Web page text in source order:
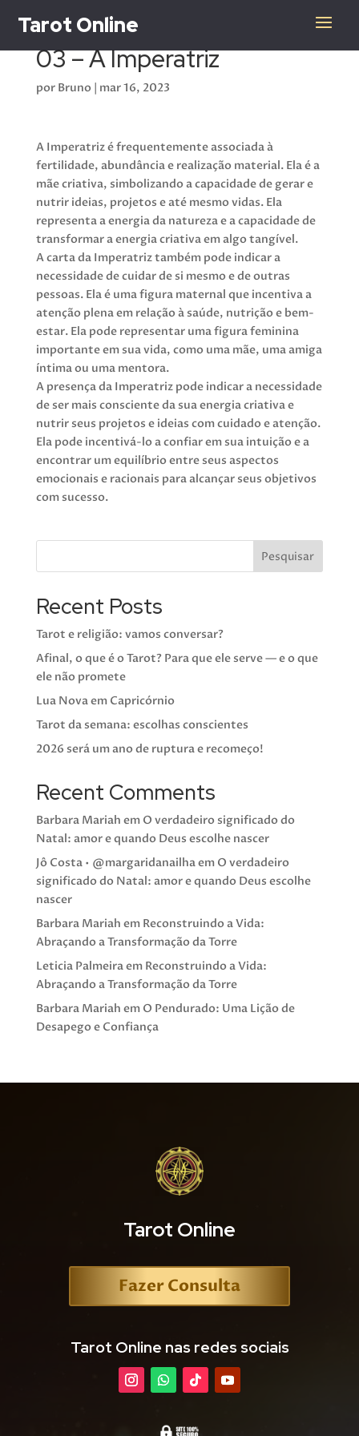
Tarot Online
03 – A Imperatriz
por Bruno| mar 16, 2023
A Imperatriz é frequentemente associada à
fertilidade, abundância e realização material. Ela é a
mãe criativa, simbolizando a capacidade de gerar e
nutrir ideias, projetos e até mesmo vidas. Ela
representa a energia da natureza e a capacidade de
transformar a energia criativa em algo tangível.
A carta da Imperatriz também pode indicar a
necessidade de cuidar de si mesmo e de outras
pessoas. Ela é uma figura maternal que incentiva a
atenção plena em relação à saúde, nutrição e bem-
estar. Ela pode representar uma figura feminina
importante em sua vida, como uma mãe, uma amiga
íntima ou uma mentora.
A presença da Imperatriz pode indicar a necessidade
de ser mais consciente da sua energia criativa e
nutrir seus projetos e ideias com cuidado e atenção.
Ela pode incentivá-lo a confiar em sua intuição e a
encontrar um equilíbrio entre seus aspectos
emocionais e racionais para alcançar seus objetivos
com sucesso.
Pesquisar
Recent Posts
Tarot e religião: vamos conversar?
Afinal, o que é o Tarot? Para que ele serve — e o que
ele não promete
Lua Nova em Capricórnio
Tarot da semana: escolhas conscientes
2026 será um ano de ruptura e recomeço!
Recent Comments
Barbara Mariah em O verdadeiro significado do
Natal: amor e quando Deus escolhe nascer
Jô Costa • @margaridanailhaem O verdadeiro
significado do Natal: amor e quando Deus escolhe
nascer
Barbara Mariah em Reconstruindo a Vida:
Abraçando a Transformação da Torre
Leticia Palmeiraem Reconstruindo a Vida:
Abraçando a Transformação da Torre
Barbara Mariah em O Pendurado: Uma Lição de
Desapego e Confiança
Tarot Online
Fazer Consulta
Tarot Online nas redes sociais